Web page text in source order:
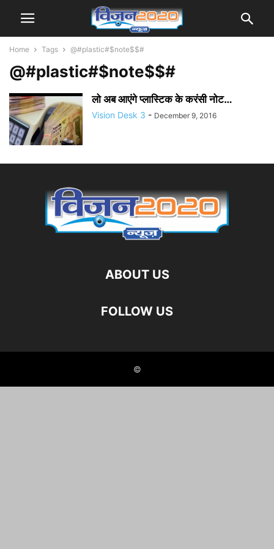
Home Tags @#plastic#$note$$#
@#plastic#$note$$#
लो अब आएंगे प्लास्टिक के करंसी नोट…
Vision Desk 3 - December 9, 2016
ABOUT US
FOLLOW US
©